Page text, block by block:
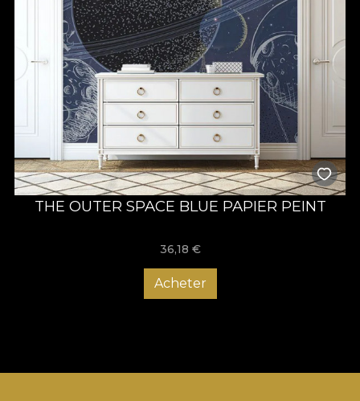
THE OUTER SPACE BLUE PAPIER PEINT
36,18 €
Acheter